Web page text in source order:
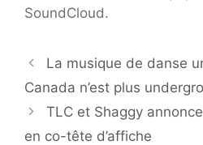
SoundCloud.
La musique de danse
Canada n’est plus
TLC et Shaggy
en co-tête d’affiche